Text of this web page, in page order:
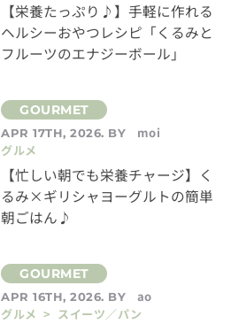
【栄養たっぷり♪】手軽に作れる
ヘルシーおやつレシピ「くるみと
フルーツのエナジーボール」
APR 17TH, 2026. BY
moi
グルメ
【忙しい朝でも栄養チャージ】く
るみ×ギリシャヨーグルトの簡単
朝ごはん♪
APR 16TH, 2026. BY
ao
グルメ > スイーツ／パン